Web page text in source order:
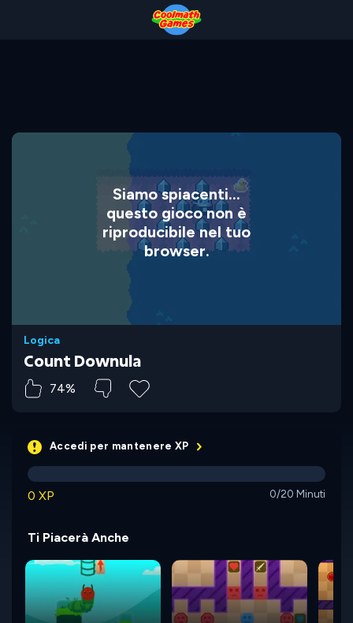
Siamo spiacenti...
questo gioco non è
riproducibile nel tuo
browser.
Logica
Count Downula
74%
Accedi per mantenere XP
0 XP 0/20 Minuti
Ti Piacerà Anche